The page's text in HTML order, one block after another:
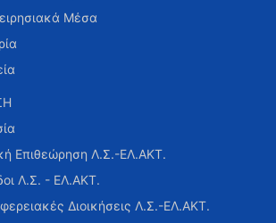
Μέσα
Επιθεώρηση Λ.Σ.-ΕΛ.ΑΚΤ.
Λ.Σ. - ΕΛ.ΑΚΤ.
Διοικήσεις Λ.Σ.-ΕΛ.ΑΚΤ.